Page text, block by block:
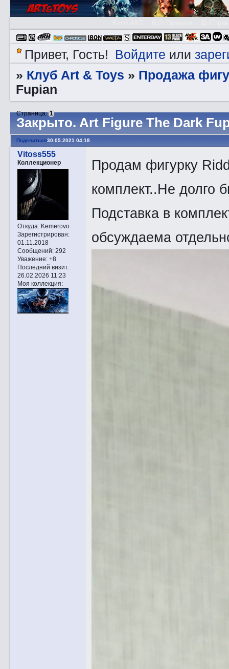
Привет, Гость! Войдите или
» Клуб Art & Toys » Продажа
Fupian
Закрытo. Art Figure The Dark
Страница:1
Поделиться30.05.2021 04:18
Vitoss555
Коллекционер
Откуда:Kemerovo
Зарегистрирован:
01.11.2018
Сообщений:292
Уважение: +8
Последний визит:
26.02.2026 11:23
Моя коллекция:
Продам фигурку
комплект..Не долго
Подставка в
обсуждаема